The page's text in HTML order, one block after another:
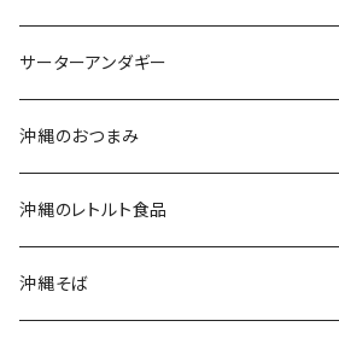
沖縄そばセット
生麺・乾麺
三枚肉そば(ラフテーそば)
沖縄南風堂
新垣菓子店
名嘉真製菓本舗
珍品堂
サーターアンダギー
沖縄のおつまみ
沖縄のレトルト食品
ポークランチョンミート
沖縄そば